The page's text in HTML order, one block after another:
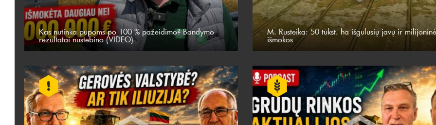
Kas nutinka pupoms po 100 % pažeidimo? Bandymo
rezultatai nustebino (VIDEO)
M. Rusteika: 50 tūkst. ha išgulusių javų ir
išmokos